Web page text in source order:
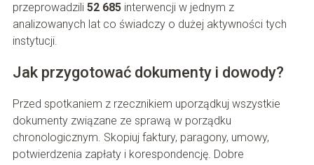
przeprowadzili 52 685interwencji w jednym z
analizowanych lat co świadczy o dużej aktywności tych
instytucji.
Jak przygotować dokumenty i dowody?
Przed spotkaniem z rzecznikiem uporządkuj wszystkie
dokumenty związane ze sprawą w porządku
chronologicznym. Skopiuj faktury, paragony, umowy,
potwierdzenia zapłaty i korespondencję. Dobre